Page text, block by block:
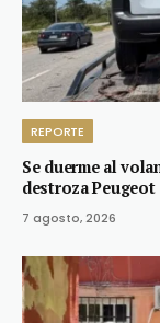
REPORTE
Se duerme al
destroza
7 agosto, 2026